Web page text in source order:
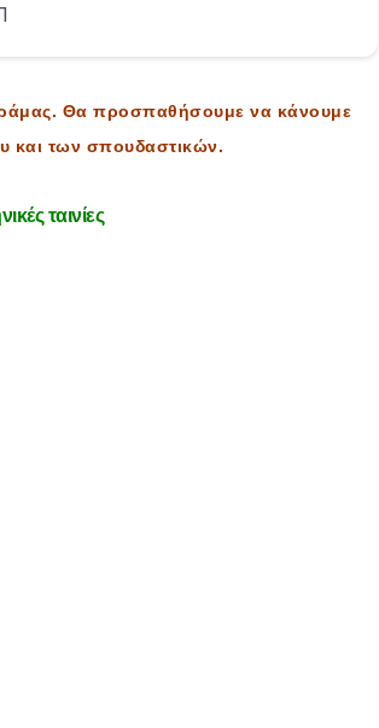
Θα προσπαθήσουμε να κάνουμε
και των σπουδαστικών.
ταινίες